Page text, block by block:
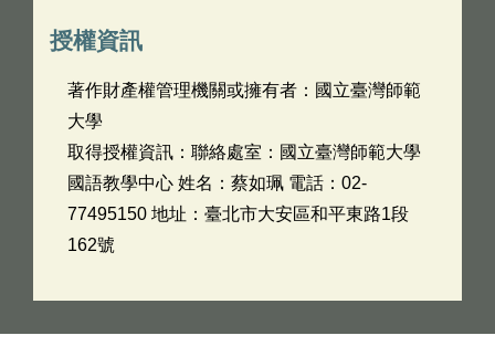
授權資訊
著作財產權管理機關或擁有者：國立臺灣師範
大學
取得授權資訊：聯絡處室：國立臺灣師範大學
國語教學中心 姓名：蔡如珮 電話：02-
77495150 地址：臺北市大安區和平東路1段
162號